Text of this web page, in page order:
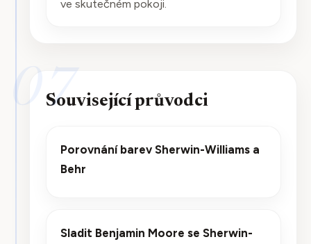
ve skutečném pokoji.
07
Související průvodci
Porovnání barev Sherwin-Williams a
Behr
Sladit Benjamin Moore se Sherwin-